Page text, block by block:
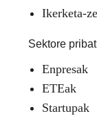
Ikerketa-
Sektore
Enpresak
ETEak
Startupak